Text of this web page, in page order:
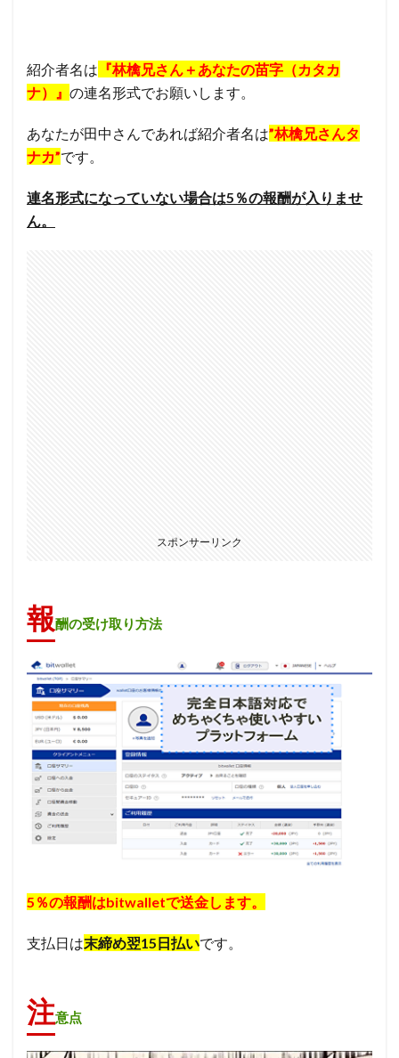
紹介者名は 『林檎兄さん＋あなたの苗字（カタカ
ナ）』 の連名形式でお願いします。
あなたが田中さんであれば紹介者名は”林檎兄さんタ
ナカ”です。
連名形式になっていない場合は5％の報酬が入りませ
ん。
スポンサーリンク
報酬の受け取り方法
5％の報酬はbitwalletで送金します。
支払日は末締め翌15日払いです。
注意点